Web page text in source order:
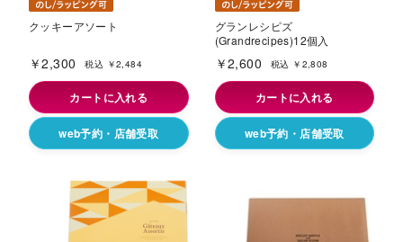
クッキーアソート
￥2,300 税込 ￥2,484
カートに入れる
web予約・店舗受取
グランレシピズ
(Grandrecipes)12個入
￥2,600 税込 ￥2,808
カートに入れる
web予約・店舗受取